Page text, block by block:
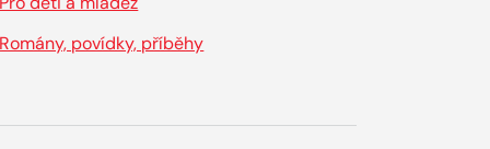
Romány, povídky, příběhy